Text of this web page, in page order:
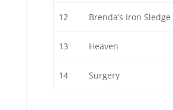
12 Brenda’s Iron Sledge
13 Heaven
14 Surgery